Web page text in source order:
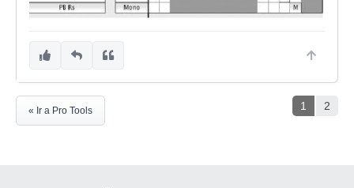
1 2
« Ir a Pro Tools